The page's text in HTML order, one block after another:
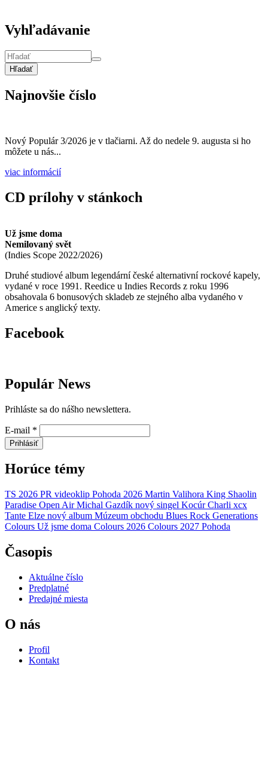
Vyhľadávanie
Hľadať
Najnovšie číslo
Nový Populár 3/2026 je v tlačiarni. Až do nedele 9. augusta si ho
môžete u nás...
viac informácií
CD prílohy v stánkoch
Už jsme doma
Nemilovaný svět
(Indies Scope 2022/2026)
Druhé studiové album legendární české alternativní rockové kapely,
vydané v roce 1991. Reedice u Indies Records z roku 1996
obsahovala 6 bonusových skladeb ze stejného alba vydaného v
Americe s anglický texty.
Facebook
Populár News
Prihláste sa do nášho newslettera.
E-mail *
Prihlásiť
Horúce témy
TS 2026 PR videoklip Pohoda 2026 Martin Valihora King Shaolin
Paradise Open Air Michal Gazdík nový singel Kocúr Charli xcx
Tante Elze nový album Múzeum obchodu Blues Rock Generations
Colours Už jsme doma Colours 2026 Colours 2027 Pohoda
Časopis
Aktuálne číslo
Predplatné
Predajné miesta
O nás
Profil
Kontakt